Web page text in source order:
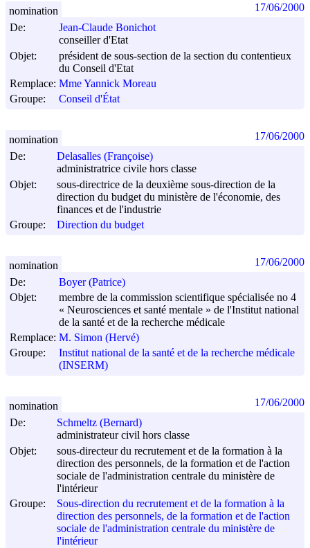
De:
Jean-Claude Bonichot
conseiller d'Etat
Objet:
président de sous-section de la section du contentieux
du Conseil d'Etat
Remplace: Mme Yannick Moreau
Groupe:
Conseil d'État
nomination 17/06/2000
De:
Delasalles (Françoise)
administratrice civile hors classe
Objet:
sous-directrice de la deuxième sous-direction de la
direction du budget du ministère de l'économie, des
finances et de l'industrie
Groupe:
Direction du budget
nomination 17/06/2000
De:
Boyer (Patrice)
Objet:
membre de la commission scientifique spécialisée no 4
« Neurosciences et santé mentale » de l'Institut national
de la santé et de la recherche médicale
Remplace: M. Simon (Hervé)
Groupe:
Institut national de la santé et de la recherche médicale
(INSERM)
nomination 17/06/2000
De:
Schmeltz (Bernard)
administrateur civil hors classe
Objet:
sous-directeur du recrutement et de la formation à la
direction des personnels, de la formation et de l'action
sociale de l'administration centrale du ministère de
l'intérieur
Groupe:
Sous-direction du recrutement et de la formation à la
direction des personnels, de la formation et de l'action
sociale de l'administration centrale du ministère de
l'intérieur
nomination 17/06/2000